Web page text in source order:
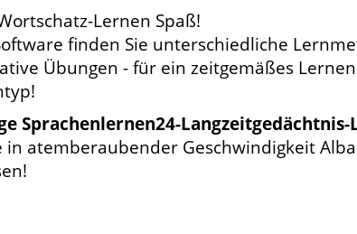
Lernen Spaß!
finden Sie unterschiedliche
Übungen - für ein zeitgemäßes
Sprachenlernen24-
in atemberaubender Geschwindigkeit